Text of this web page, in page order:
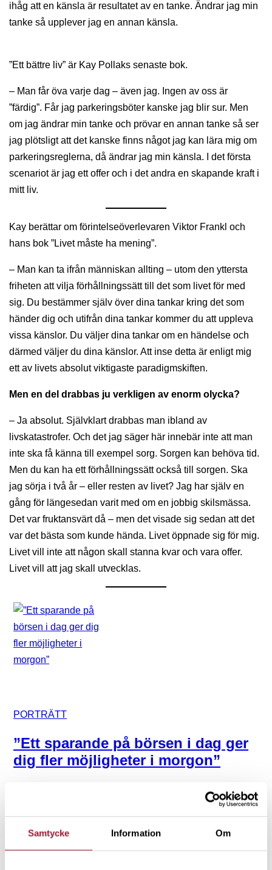
Samtycke Information Om
ihåg att en känsla är resultatet av en tanke. Ändrar jag min
tanke så upplever jag en annan känsla.
”Ett bättre liv” är Kay Pollaks senaste bok.
– Man får öva varje dag – även jag. Ingen av oss är
”färdig”. Får jag parkeringsböter kanske jag blir sur. Men
om jag ändrar min tanke och prövar en annan tanke så ser
jag plötsligt att det kanske finns något jag kan lära mig om
parkeringsreglerna, då ändrar jag min känsla. I det första
scenariot är jag ett offer och i det andra en skapande kraft i
mitt liv.
Kay berättar om förintelseöverlevaren Viktor Frankl och
hans bok ”Livet måste ha mening”.
– Man kan ta ifrån människan allting – utom den yttersta
friheten att vilja förhållningssätt till det som livet för med
sig. Du bestämmer själv över dina tankar kring det som
händer dig och utifrån dina tankar kommer du att uppleva
vissa känslor. Du väljer dina tankar om en händelse och
därmed väljer du dina känslor. Att inse detta är enligt mig
ett av livets absolut viktigaste paradigmskiften.
Men en del drabbas ju verkligen av enorm olycka?
– Ja absolut. Självklart drabbas man ibland av
livskatastrofer. Och det jag säger här innebär inte att man
inte ska få känna till exempel sorg. Sorgen kan behöva tid.
Men du kan ha ett förhållningssätt också till sorgen. Ska
jag sörja i två år – eller resten av livet? Jag har själv en
gång för längesedan varit med om en jobbig skilsmässa.
Det var fruktansvärt då – men det visade sig sedan att det
var det bästa som kunde hända. Livet öppnade sig för mig.
Livet vill inte att någon skall stanna kvar och vara offer.
Livet vill att jag skall utvecklas.
PORTRÄTT
”Ett sparande på börsen i dag ger
dig fler möjligheter i morgon”